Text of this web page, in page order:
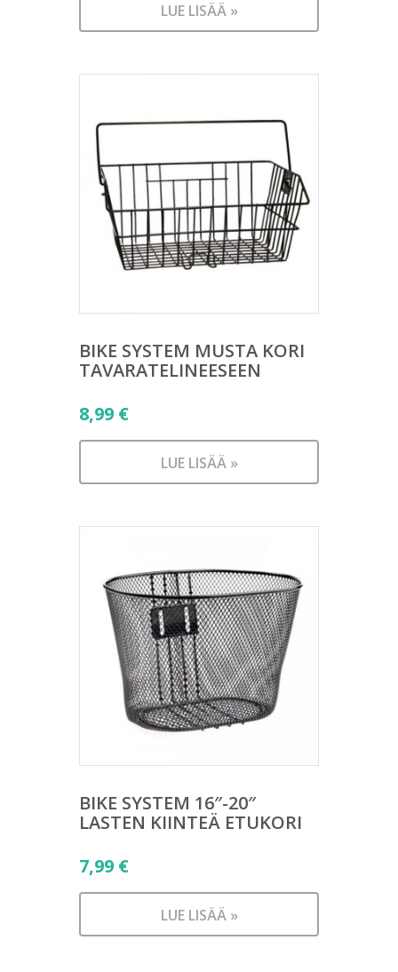
LUE LISÄÄ »
BIKE SYSTEM MUSTA KORI
TAVARATELINEESEEN
8,99 €
LUE LISÄÄ »
BIKE SYSTEM 16″-20″
LASTEN KIINTEÄ ETUKORI
7,99 €
LUE LISÄÄ »